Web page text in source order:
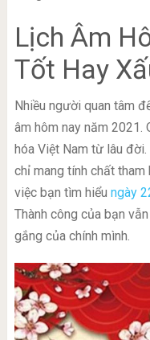
Lịch Âm
Tốt Hay
Nhiều người quan tâm
âm hôm nay năm 2021.
hóa Việt Nam từ lâu
chỉ mang tính chất
việc bạn tìm hiểu ngày
Thành công của bạn
gắng của chính mình.